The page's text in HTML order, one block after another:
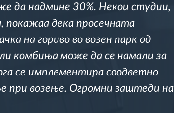
идентификација на
ги сите можности
да надмине 30%. Некои студии,
покажаа дека просечната
на гориво во возен парк од
комбиња може да се намали за
се имплементира соодветно
при возење. Огромни заштеди на